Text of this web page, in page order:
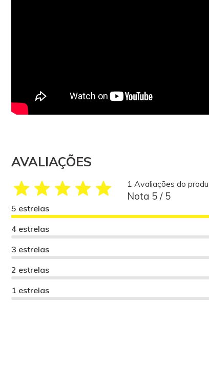
AVALIAÇÕES
1 Avaliações do
Nota 5 / 5
5 estrelas
4 estrelas
3 estrelas
2 estrelas
1 estrelas